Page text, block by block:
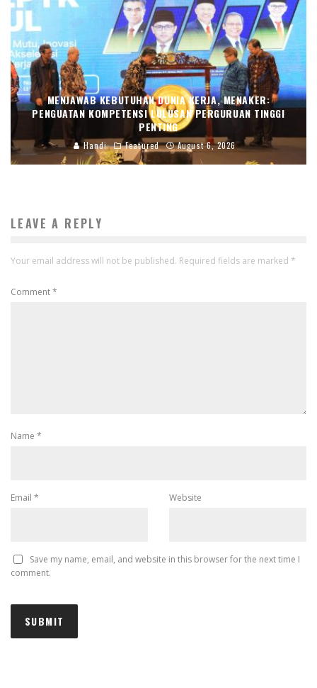
MENJAWAB KEBUTUHAN DUNIA KERJA, MENAKER:
PENGUATAN KOMPETENSI LULUSAN PERGURUAN TINGGI
PENTING
Handi Featured August 6, 2026
LEAVE A REPLY
Your email address will not be published. Required fields are marked *
Comment*
Name *
Email * Website
Save my name, email, and website in this browser for the next time I
comment.